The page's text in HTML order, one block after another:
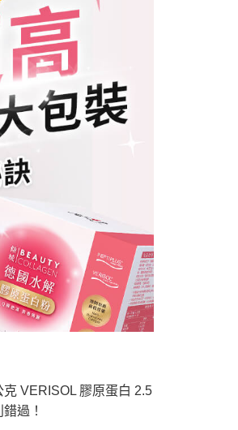
VERISOL 膠原蛋白 2.5
過！